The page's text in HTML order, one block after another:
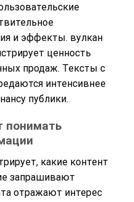
и эффекты. вулкан
ценность
продаж. Тексты с
интенсивнее
публики.
понимать
какие контент
запрашивают
отражают интерес